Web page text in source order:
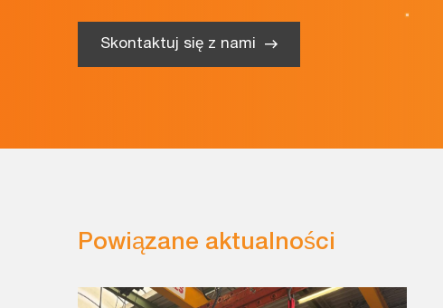
Skontaktuj się z nami
Powiązane aktualności